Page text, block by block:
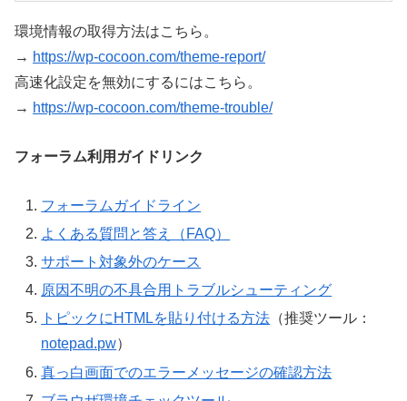
環境情報の取得方法はこちら。
→ https://wp-cocoon.com/theme-report/
高速化設定を無効にするにはこちら。
→ https://wp-cocoon.com/theme-trouble/
フォーラム利用ガイドリンク
フォーラムガイドライン
よくある質問と答え（FAQ）
サポート対象外のケース
原因不明の不具合用トラブルシューティング
トピックにHTMLを貼り付ける方法 （推奨ツール：
notepad.pw）
真っ白画面でのエラーメッセージの確認方法